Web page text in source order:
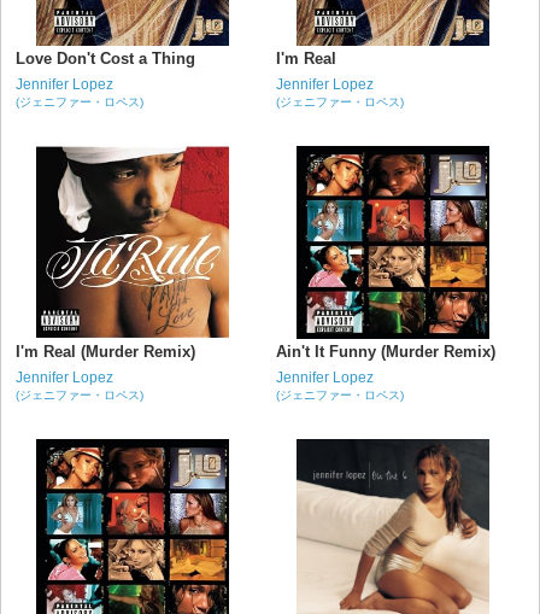
Love Don't Cost a Thing
Jennifer Lopez
(ジェニファー・ロペス)
I'm Real
Jennifer Lopez
(ジェニファー・ロペス)
I'm Real (Murder Remix)
Jennifer Lopez
(ジェニファー・ロペス)
Ain't It Funny (Murder Remix)
Jennifer Lopez
(ジェニファー・ロペス)